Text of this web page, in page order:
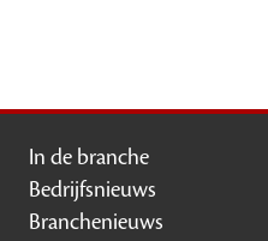
In de branche
Bedrijfsnieuws
Branchenieuws